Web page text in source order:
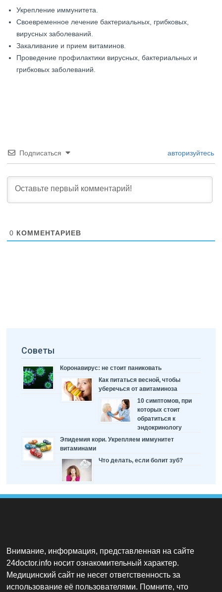
Укрепление иммунитета.
Своевременное лечение бактериальных, грибковых,
вирусных заболеваний.
Закаливание и прием витаминов.
Проведение профилактики вирусных, бактериальных и
грибковых заболеваний.
Подписаться авторизуйтесь
0 КОММЕНТАРИЕВ
Советы
Коронавирус: не стоит паниковать
Как питаться весной, чтобы
уберечься от авитаминоза
10 симптомов, при
которых стоит
обратиться к
эндокринологу
Эпидемия кори. Укрепляем иммунитет
витаминами
Что делать, если болит зуб?
Внимание, информация, представленная на сайте
24doctor.info носит ознакомительный характер.
Медицинский сайт не несет ответственность за
использование её пользователями. Помните, что